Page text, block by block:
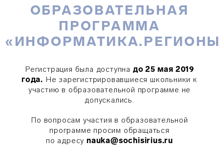
ОБРАЗОВАТЕЛЬНАЯ
ПРОГРАММА
Регистрация была доступна до 25 мая 2019
года. Не зарегистрировавшиеся школьники к
участию в образовательной программе не
допускались.
По вопросам участия в образовательной
программе просим обращаться
по адресу nauka@sochisirius.ru